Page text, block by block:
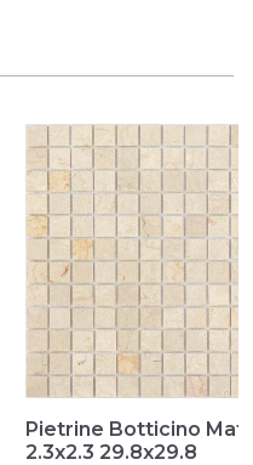
Pietrine Botticino Mat
2.3х2.3 29.8x29.8